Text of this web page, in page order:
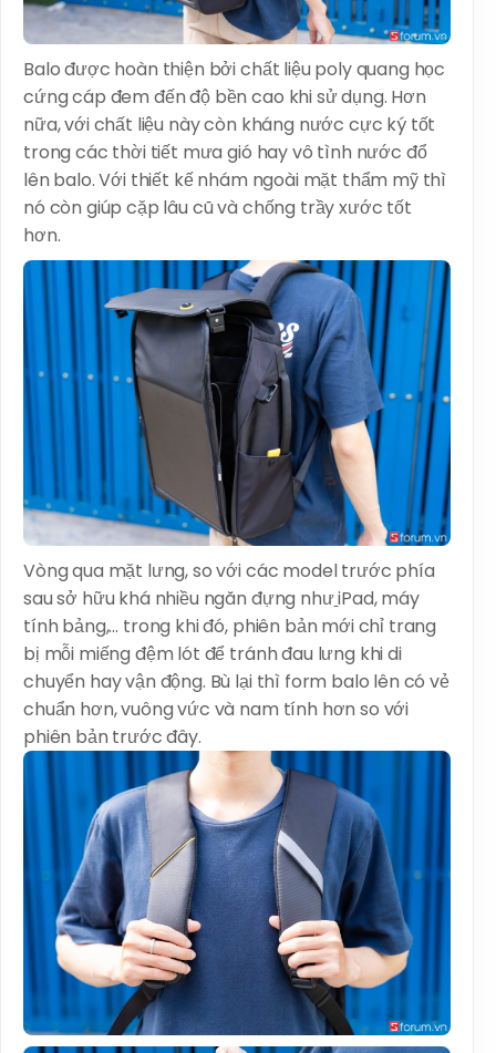
Balo được hoàn thiện bởi chất liệu poly quang học
cứng cáp đem đến độ bền cao khi sử dụng. Hơn
nữa, với chất liệu này còn kháng nước cực ký tốt
trong các thời tiết mưa gió hay vô tình nước đổ
lên balo. Với thiết kế nhám ngoài mặt thẩm mỹ thì
nó còn giúp cặp lâu cũ và chống trầy xước tốt
hơn.
Vòng qua mặt lưng, so với các model trước phía
sau sở hữu khá nhiều ngăn đựng nhưiPad, máy
tính bảng,… trong khi đó, phiên bản mới chỉ trang
bị mỗi miếng đệm lót để tránh đau lưng khi di
chuyển hay vận động. Bù lại thì form balo lên có vẻ
chuẩn hơn, vuông vức và nam tính hơn so với
phiên bản trước đây.